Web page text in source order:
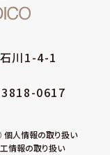
川1-4-1
0617
個人情報の取り扱い
情報の取り扱い